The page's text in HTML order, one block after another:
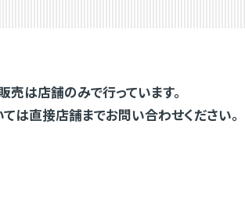
売は店舗のみで行っています。
は直接店舗までお問い合わせください。